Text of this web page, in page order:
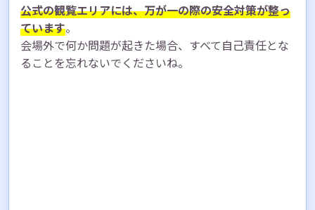
公式の観覧エリアには、万が一の際の安全対策が整っ
ています。
会場外で何か問題が起きた場合、すべて自己責任とな
ることを忘れないでくださいね。